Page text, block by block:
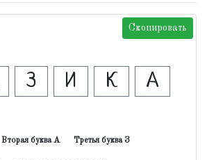
Скопировать
З И К А
Вторая буква А Третья буква З